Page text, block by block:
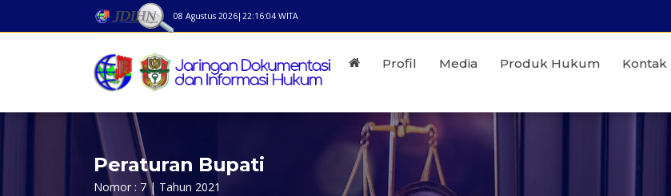
08 Agustus 2026| 22:16:04 WITA
Profil Media Produk Hukum Kontak
Peraturan Bupati
Nomor : 7 | Tahun 2021